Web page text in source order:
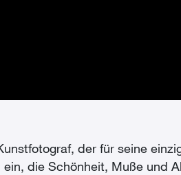
der für seine
die Schönheit, Muße und